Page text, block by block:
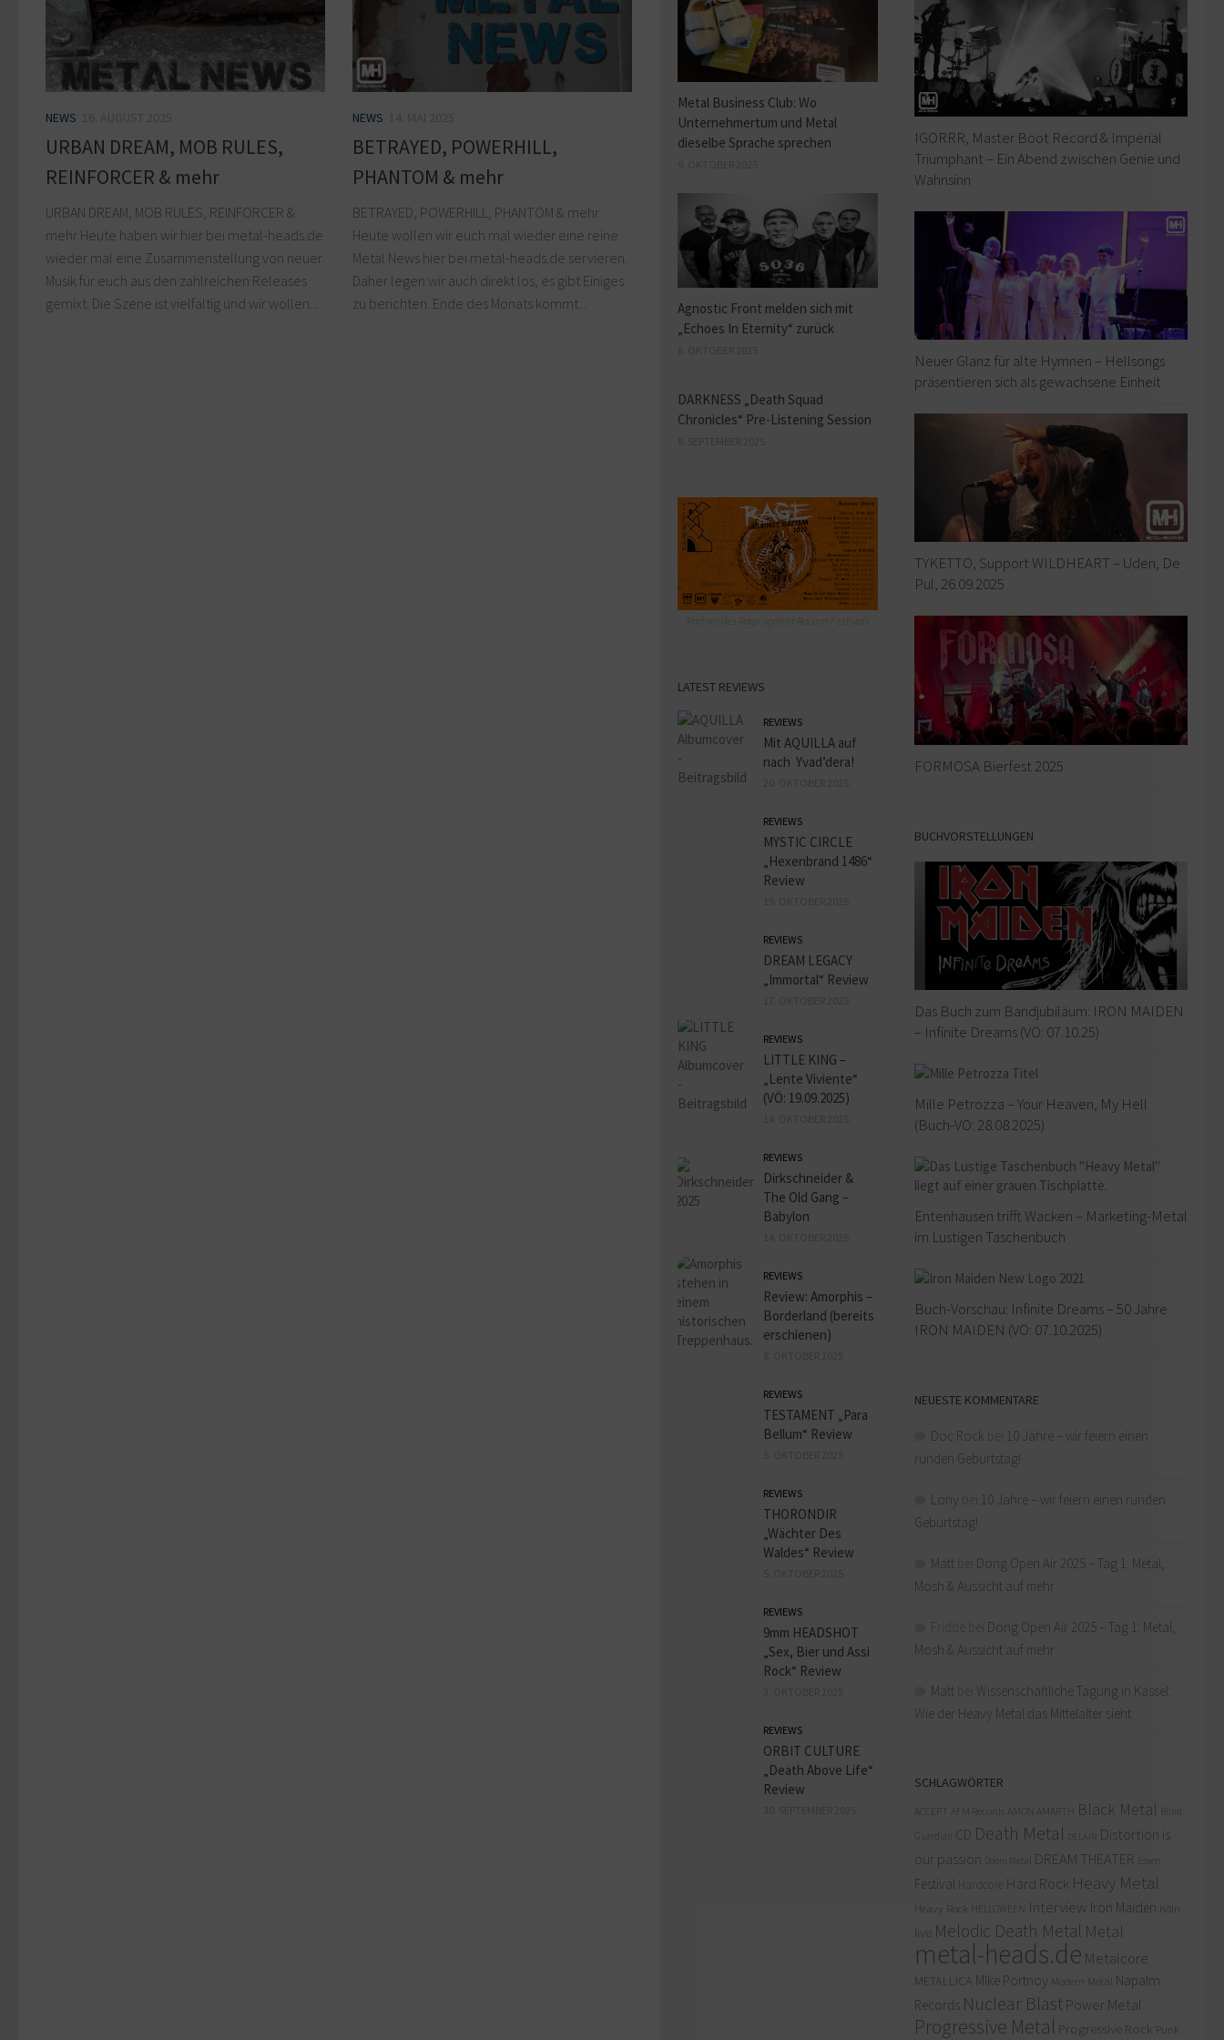
NEWS
URBAN DREAM, MOB RULES,
REINFORCER & mehr
URBAN DREAM, MOB RULES, REINFORCER &
mehr Heute haben wir hier bei metal-heads.de
wieder mal eine Zusammenstellung von neuer
Musik für euch aus den zahlreichen Releases
gemixt. Die Szene ist vielfältig und wir wollen...
NEWS
BETRAYED, POWERHILL,
PHANTOM & mehr
BETRAYED, POWERHILL, PHANTOM & mehr
Heute wollen wir euch mal wieder eine reine
Metal News hier bei metal-heads.de servieren.
Daher legen wir auch direkt los, es gibt Einiges
zu berichten. Ende des Monats kommt...
IGORRR, Master Boot Record & Imperial
Triumphant – Ein Abend zwischen Genie und
Wahnsinn
Neuer Glanz für alte Hymnen – Hellsongs
präsentieren sich als gewachsene Einheit
TYKETTO, Support WILDHEART – Uden, De
Pul, 26.09.2025
FORMOSA Bierfest 2025
BUCHVORSTELLUNGEN
Das Buch zum Bandjubiläum: IRON MAIDEN
– Infinite Dreams (VÖ: 07.10.25)
Mille Petrozza – Your Heaven, My Hell
(Buch-VÖ: 28.08.2025)
Entenhausen trifft Wacken – Marketing-Metal
im Lustigen Taschenbuch
Buch-Vorschau: Infinite Dreams – 50 Jahre
IRON MAIDEN (VÖ: 07.10.2025)
NEUESTE KOMMENTARE
Doc Rock
10 Jahre – wir feiern einen
runden Geburtstag!
Lony
10 Jahre – wir feiern einen runden
Geburtstag!
Matt
Dong Open Air 2025 – Tag 1: Metal,
Mosh & Aussicht auf mehr
Dong Open Air 2025 – Tag 1: Metal,
Mosh & Aussicht auf mehr
Matt
Wissenschaftliche Tagung in Kassel:
Wie der Heavy Metal das Mittelalter sieht
SCHLAGWÖRTER
ACCEPT AFM Records AMON AMARTH Black Metal
Blind
CD Death Metal
Distortion is
our passion
Doom Metal DREAM THEATER
Festival Hardcore Hard Rock Heavy Metal
Heavy Rock HELLOWEEN Interview Iron Maiden Köln
live Melodic Death Metal Metal
metal-heads.de Metalcore
METALLICA MIke Portnoy Modern Metal Napalm
Records Nuclear Blast Power Metal
Progressive Metal Progressive Rock Punk
Metal Business Club: Wo
Unternehmertum und Metal
dieselbe Sprache sprechen
Agnostic Front melden sich mit
„Echoes In Eternity“ zurück
DARKNESS „Death Squad
Chronicles“ Pre-Listening Session
LATEST REVIEWS
REVIEWS
Mit AQUILLA auf
nach Yvad’dera!
REVIEWS
MYSTIC CIRCLE
„Hexenbrand 1486“
Review
REVIEWS
DREAM LEGACY
„Immortal“ Review
REVIEWS
LITTLE KING –
„Lente Viviente“
(VÖ: 19.09.2025)
REVIEWS
Dirkschneider &
The Old Gang –
Babylon
REVIEWS
Review: Amorphis –
Borderland (bereits
erschienen)
REVIEWS
TESTAMENT „Para
Bellum“ Review
REVIEWS
THORONDIR
„Wächter Des
Waldes“ Review
REVIEWS
9mm HEADSHOT
„Sex, Bier und Assi
Rock“ Review
REVIEWS
ORBIT CULTURE
„Death Above Life“
Review